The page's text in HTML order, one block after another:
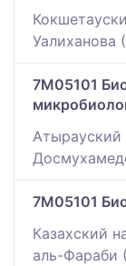
Уалиханова
7M05101
Атырауский
7M05101
Казахский
аль-Фараби